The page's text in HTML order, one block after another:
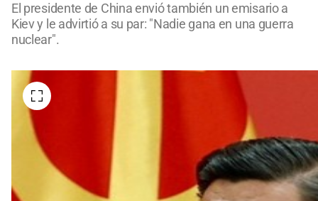
El presidente de China envió también un emisario a
Kiev y le advirtió a su par: "Nadie gana en una guerra
nuclear".